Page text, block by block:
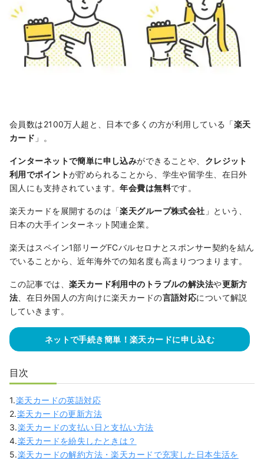
会員数は2100万人超と、日本で多くの方が利用している「楽天
カード 」。
インターネットで簡単に申し込みができることや、 クレジット
利用でポイントが貯められることから、学生や留学生、在日外
国人にも支持されています。年会費は無料です。
楽天カードを展開するのは「楽天グループ株式会社 」という、
日本の大手インターネット関連企業。
楽天はスペイン1部リーグFCバルセロナとスポンサー契約を結ん
でいることから、近年海外での知名度も高まりつつまります。
この記事では、 楽天カード利用中のトラブルの解決法や更新方
法 、在日外国人の方向けに楽天カードの言語対応について解説
していきます。
ネットで手続き簡単！楽天カードに申し込む
目次
1.楽天カードの英語対応
2.楽天カードの更新方法
3.楽天カードの支払い日と支払い方法
4.楽天カードを紛失したときは？
5.楽天カードの解約方法・楽天カードで充実した日本生活を